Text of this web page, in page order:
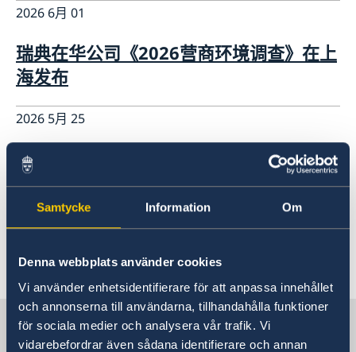
Samtycke Information Om
Denna webbplats använder cookies
Vi använder enhetsidentifierare för att anpassa innehållet
och annonserna till användarna, tillhandahålla funktioner
för sociala medier och analysera vår trafik. Vi
vidarebefordrar även sådana identifierare och annan
2026 6月 01
瑞典在华公司《2026营商环境调查》在上
海发布
2026 5月 25
前台及签证处6月1日临时关闭
2026 5月 13
1 2 3 4 5 ... 53 54 »
联系瑞典驻上海总领事馆